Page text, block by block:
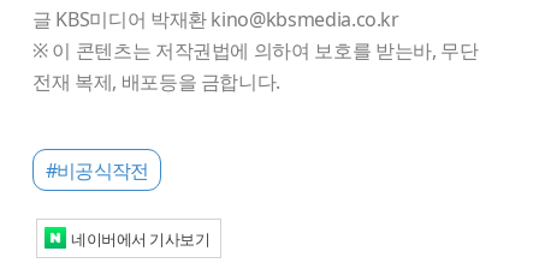
글 KBS미디어 박재환 kino@kbsmedia.co.kr
※ 이 콘텐츠는 저작권법에 의하여 보호를 받는바, 무단
전재 복제, 배포등을 금합니다.
#비공식작전
네이버에서 기사보기